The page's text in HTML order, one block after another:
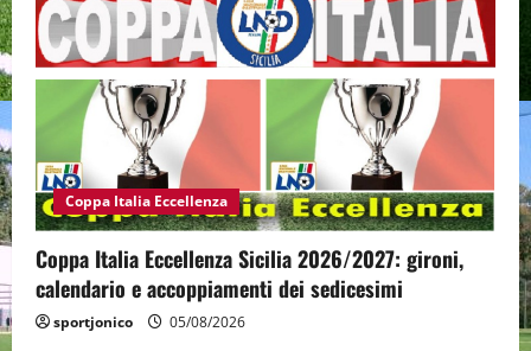
Coppa Italia Eccellenza
Coppa Italia Eccellenza Sicilia 2026/2027: gironi,
calendario e accoppiamenti dei sedicesimi
sportjonico 05/08/2026